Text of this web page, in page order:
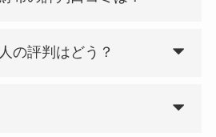
の評判はどう？